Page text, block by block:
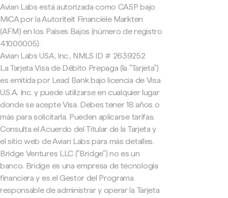
Avian Labs está autorizada como CASP bajo
MiCA por la Autoriteit Financiële Markten
(AFM) en los Países Bajos (número de registro
41000005).
Avian Labs USA, Inc., NMLS ID # 2639252
La Tarjeta Visa de Débito Prepaga (la "Tarjeta")
es emitida por Lead Bank bajo licencia de Visa
U.S.A. Inc. y puede utilizarse en cualquier lugar
donde se acepte Visa. Debes tener 18 años o
más para solicitarla. Pueden aplicarse tarifas.
Consulta el Acuerdo del Titular de la Tarjeta y
el sitio web de Avian Labs para más detalles.
Bridge Ventures LLC ("Bridge") no es un
banco. Bridge es una empresa de tecnología
financiera y es el Gestor del Programa
responsable de administrar y operar la Tarjeta